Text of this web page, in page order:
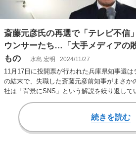
斎藤元彦氏の再選で「テレビ不信
ウンサーたち…「大手メディアの
もの
水島 宏明 2024/11/27
11月17日に投開票が行われた兵庫県知事選
の結末で、失職した斎藤元彦前知事がまさか
社は「背景にSNS」という解説を繰り返して
SNS。制約…
続きを読む